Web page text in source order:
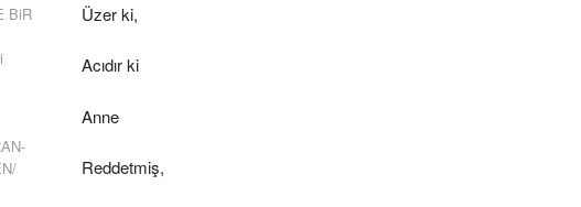
BiR
Üzer ki,
Acıdır ki
Anne
Reddetmiş,